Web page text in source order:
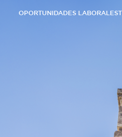
OPORTUNIDADES LABORALES